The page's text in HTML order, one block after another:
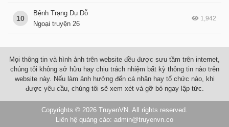
10
Bệnh Trạng Dụ Dỗ
Ngoại truyện 26
1,942
Mọi thông tin và hình ảnh trên website đều được sưu tầm trên internet,
chúng tôi không sở hữu hay chịu trách nhiệm bất kỳ thông tin nào trên
website này. Nếu làm ảnh hưởng đến cá nhân hay tổ chức nào, khi
được yêu cầu, chúng tôi sẽ xem xét và gỡ bỏ ngay lập tức.
Copyrights © 2026 TruyenVN . All rights reserved.
Liên hệ quảng cáo: admin@truyenvn.co